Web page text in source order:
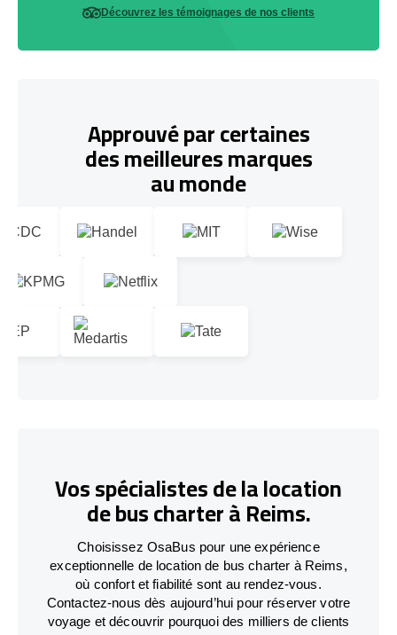
Découvrez les témoignages de nos clients
Approuvé par certaines
des meilleures marques
au monde
Vos spécialistes de la location
de bus charter à Reims.
Choisissez OsaBus pour une expérience
exceptionnelle de location de bus charter à Reims,
où confort et fiabilité sont au rendez-vous.
Contactez-nous dès aujourd’hui pour réserver votre
voyage et découvrir pourquoi des milliers de clients